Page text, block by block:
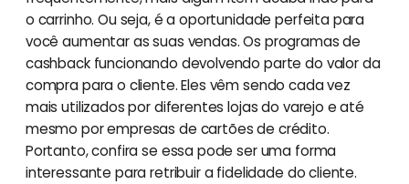
o carrinho. Ou seja, é a oportunidade perfeita para
você aumentar as suas vendas. Os programas de
cashback funcionando devolvendo parte do valor da
compra para o cliente. Eles vêm sendo cada vez
mais utilizados por diferentes lojas do varejo e até
mesmo por empresas de cartões de crédito.
Portanto, confira se essa pode ser uma forma
interessante para retribuir a fidelidade do cliente.